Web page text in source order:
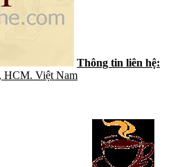
Thông tin liên hệ:
HCM. Việt Nam